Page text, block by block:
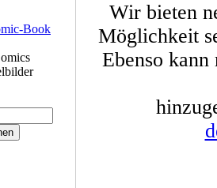
Wir bieten
Möglichkeit
Ebenso